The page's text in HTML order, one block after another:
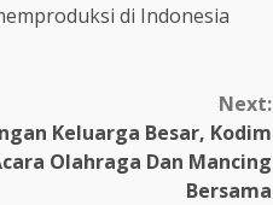
di Indonesia
Next:
Keluarga Besar, Kodim
Olahraga Dan Mancing
Bersama